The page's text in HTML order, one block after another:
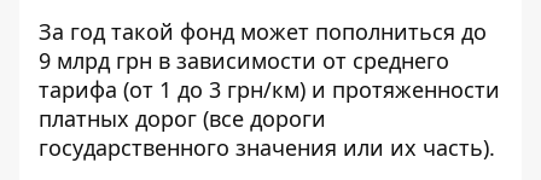
За год такой фонд может пополниться до
9 млрд грн в зависимости от среднего
тарифа (от 1 до 3 грн/км) и протяженности
платных дорог (все дороги
государственного значения или их часть).